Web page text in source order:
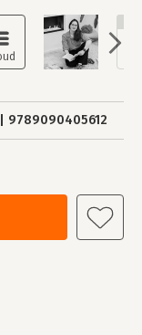
9789090405612